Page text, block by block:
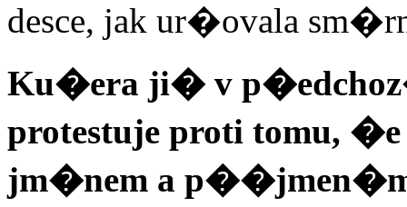
desce, jak ur�ovala
Ku�era ji� v
protestuje proti tomu,
jm�nem a